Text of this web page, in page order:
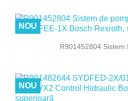
R901452804 Sistem
NOU
NOU